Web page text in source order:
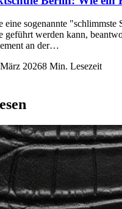
eine sogenannte "schlimmste
geführt werden kann,
an der…
20268 Min. Lesezeit